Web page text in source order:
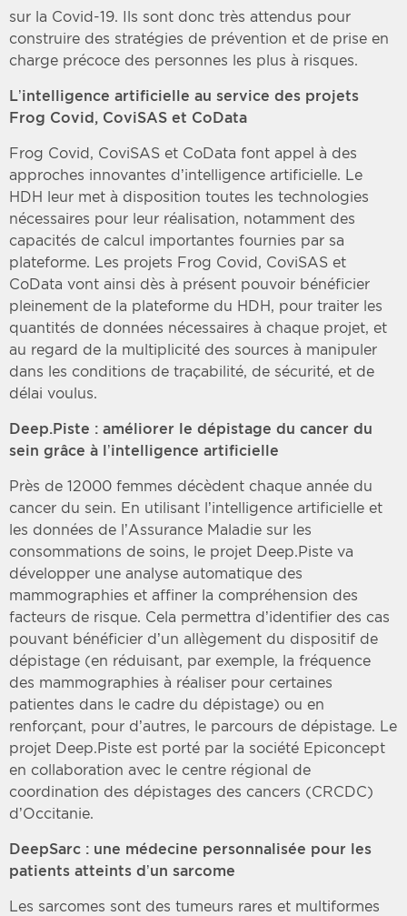
sur la Covid-19. Ils sont donc très attendus pour
construire des stratégies de prévention et de prise en
charge précoce des personnes les plus à risques.
L’intelligence artificielle au service des projets
Frog Covid, CoviSAS et CoData
Frog Covid, CoviSAS et CoData font appel à des
approches innovantes d’intelligence artificielle. Le
HDH leur met à disposition toutes les technologies
nécessaires pour leur réalisation, notamment des
capacités de calcul importantes fournies par sa
plateforme. Les projets Frog Covid, CoviSAS et
CoData vont ainsi dès à présent pouvoir bénéficier
pleinement de la plateforme du HDH, pour traiter les
quantités de données nécessaires à chaque projet, et
au regard de la multiplicité des sources à manipuler
dans les conditions de traçabilité, de sécurité, et de
délai voulus.
Deep.Piste : améliorer le dépistage du cancer du
sein grâce à l’intelligence artificielle
Près de 12000 femmes décèdent chaque année du
cancer du sein. En utilisant l’intelligence artificielle et
les données de l’Assurance Maladie sur les
consommations de soins, le projet Deep.Piste va
développer une analyse automatique des
mammographies et affiner la compréhension des
facteurs de risque. Cela permettra d’identifier des cas
pouvant bénéficier d’un allègement du dispositif de
dépistage (en réduisant, par exemple, la fréquence
des mammographies à réaliser pour certaines
patientes dans le cadre du dépistage) ou en
renforçant, pour d’autres, le parcours de dépistage. Le
projet Deep.Piste est porté par la société Epiconcept
en collaboration avec le centre régional de
coordination des dépistages des cancers (CRCDC)
d’Occitanie.
DeepSarc : une médecine personnalisée pour les
patients atteints d’un sarcome
Les sarcomes sont des tumeurs rares et multiformes